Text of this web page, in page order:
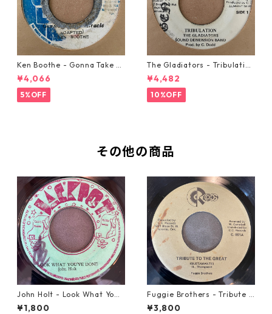
Ken Boothe - Gonna Take A
Miracle【7-21362】
¥4,066
5%OFF
The Gladiators - Tribulation
【7-21365】
¥4,482
10%OFF
その他の商品
John Holt - Look What Yo
u've Done【7-21817】
¥1,800
Fuggie Brothers - Tribute T
o The Great【7-21765】
¥3,800